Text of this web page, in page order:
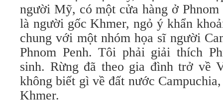
người Mỹ, có một cửa hàng ở
là người gốc Khmer, ngỏ ý khẩn
chung với một nhóm họa sĩ người
Phnom Penh. Tôi phải giải thích
sinh. Rừng đã theo gia đình trở về
không biết gì về đất nước
Khmer.